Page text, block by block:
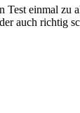
einmal
auch richtig